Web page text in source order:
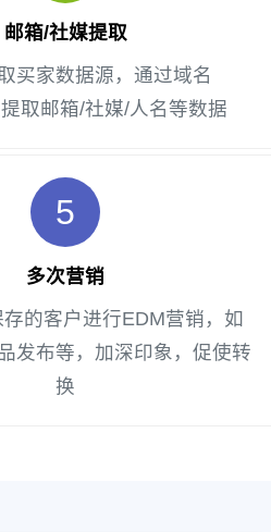
邮箱/社媒提取
买家数据源，通过域名
取邮箱/社媒/人名等数据
5
多次营销
的客户进行EDM营销，如
发布等，加深印象，促使转
换